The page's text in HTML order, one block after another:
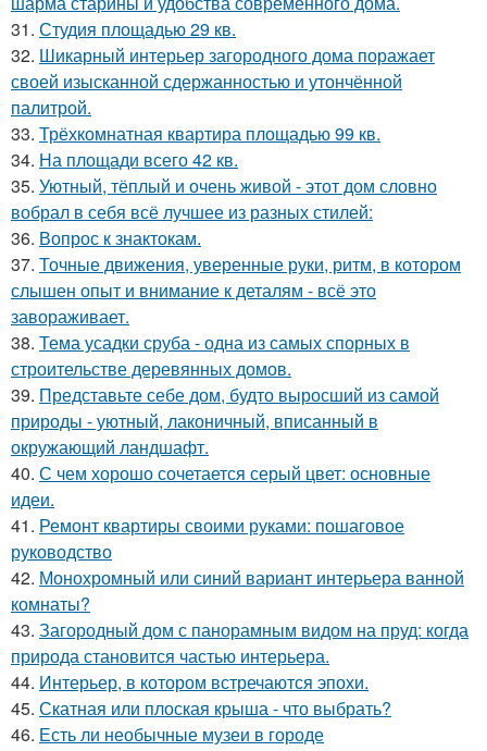
31. Студия площадью 29 кв.
32. Шикарный интерьер загородного дома поражает
своей изысканной сдержанностью и утончённой
палитрой.
33. Трёхкомнатная квартира площадью 99 кв.
34. На площади всего 42 кв.
35. Уютный, тёплый и очень живой - этот дом словно
вобрал в себя всё лучшее из разных стилей:
36. Вопрос к знактокам.
37. Точные движения, уверенные руки, ритм, в котором
слышен опыт и внимание к деталям - всё это
завораживает.
38. Тема усадки сруба - одна из самых спорных в
строительстве деревянных домов.
39. Представьте себе дом, будто выросший из самой
природы - уютный, лаконичный, вписанный в
окружающий ландшафт.
40. С чем хорошо сочетается серый цвет: основные
идеи.
41. Ремонт квартиры своими руками: пошаговое
руководство
42. Монохромный или синий вариант интерьера ванной
комнаты?
43. Загородный дом с панорамным видом на пруд: когда
природа становится частью интерьера.
44. Интерьер, в котором встречаются эпохи.
45. Скатная или плоская крыша - что выбрать?
46. Есть ли необычные музеи в городе